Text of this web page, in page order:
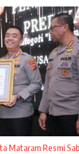
Mataram Resmi